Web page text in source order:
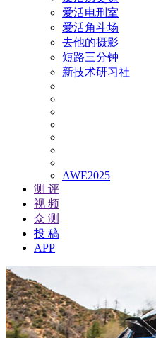
爱活电刑室
爱活角斗场
去他的摄影
短路三分钟
新技术研习社
AWE2025
测 评
视 频
众 测
投 稿
APP